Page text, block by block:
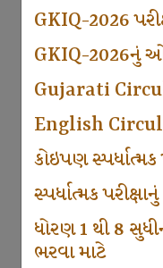
GKIQ-2026
GKIQ-2026નું
Gujarati
English
કોઇપણ
સ્પર્ધાત્મક
ધોરણ 1 થી 8
ભરવા માટે